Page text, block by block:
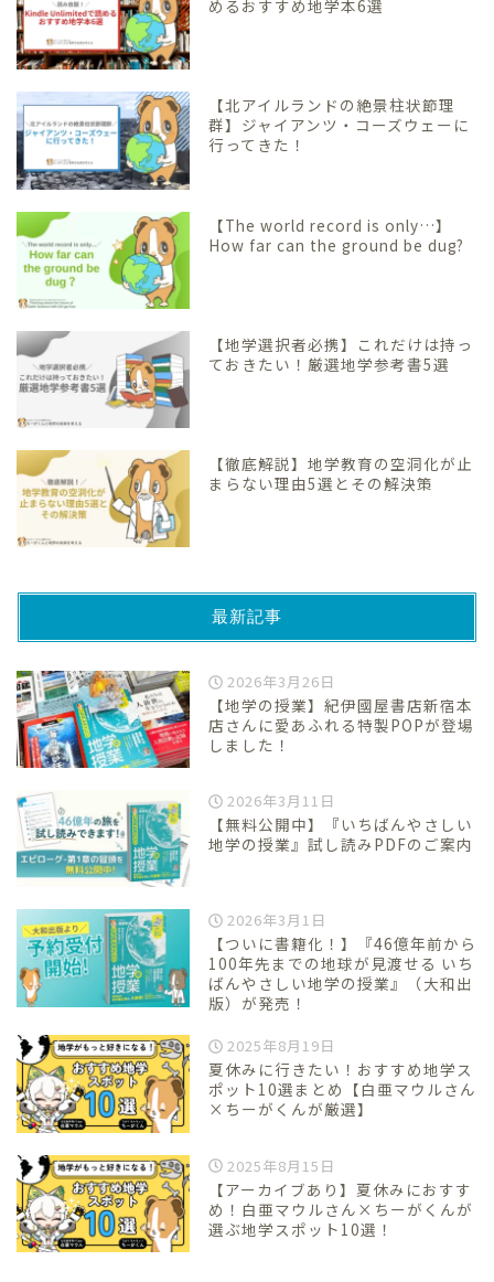
めるおすすめ地学本6選
【北アイルランドの絶景柱状節理
群】ジャイアンツ・コーズウェーに
行ってきた！
【The world record is only…】
How far can the ground be dug?
【地学選択者必携】これだけは持っ
ておきたい！厳選地学参考書5選
【徹底解説】地学教育の空洞化が止
まらない理由5選とその解決策
最新記事
2026年3月26日
【地学の授業】紀伊國屋書店新宿本
店さんに愛あふれる特製POPが登場
しました！
2026年3月11日
【無料公開中】『いちばんやさしい
地学の授業』試し読みPDFのご案内
2026年3月1日
【ついに書籍化！】『46億年前から
100年先までの地球が見渡せる いち
ばんやさしい地学の授業』（大和出
版）が発売！
2025年8月19日
夏休みに行きたい！おすすめ地学ス
ポット10選まとめ【白亜マウルさん
×ちーがくんが厳選】
2025年8月15日
【アーカイブあり】夏休みにおすす
め！白亜マウルさん×ちーがくんが
選ぶ地学スポット10選！